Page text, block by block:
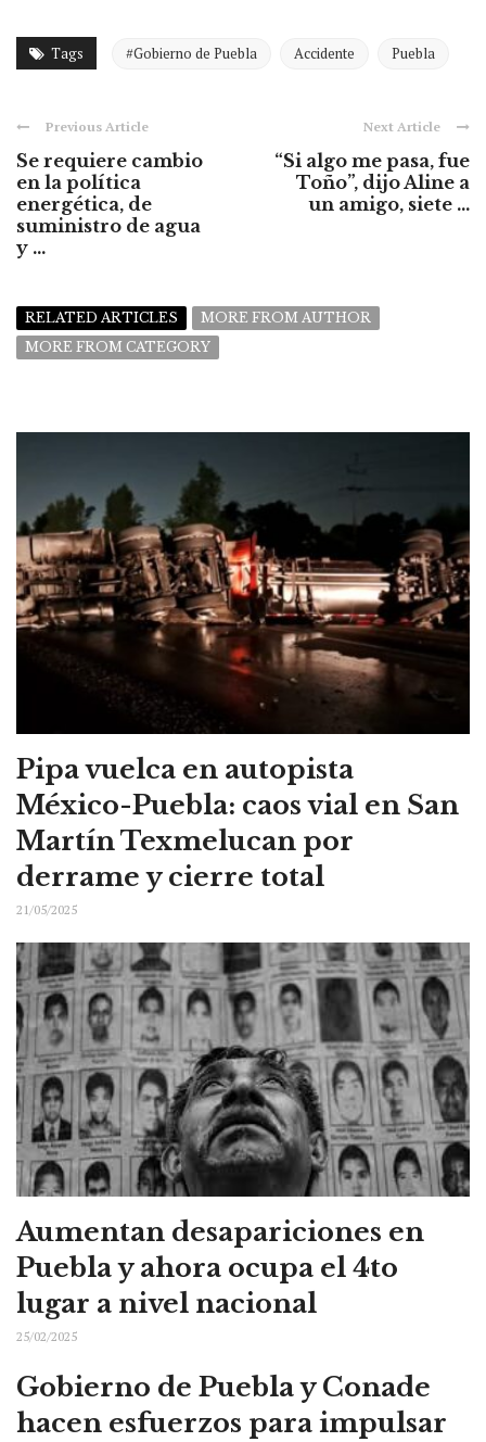
Tags #Gobierno de Puebla Accidente Puebla
Previous Article
Se requiere cambio
en la política
energética, de
suministro de agua
y ...
Next Article
“Si algo me pasa, fue
Toño”, dijo Aline a
un amigo, siete ...
RELATED ARTICLES
MORE FROM AUTHOR
MORE FROM CATEGORY
Pipa vuelca en autopista
México-Puebla: caos vial en San
Martín Texmelucan por
derrame y cierre total
21/05/2025
Aumentan desapariciones en
Puebla y ahora ocupa el 4to
lugar a nivel nacional
25/02/2025
Gobierno de Puebla y Conade
hacen esfuerzos para impulsar